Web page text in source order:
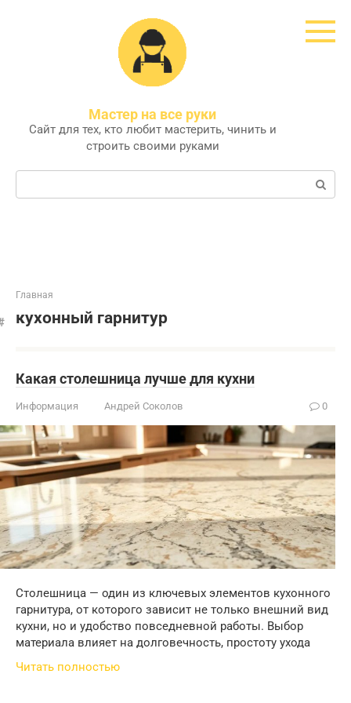
Мастер на все руки
Сайт для тех, кто любит мастерить, чинить и
строить своими руками
Поиск:
Главная
кухонный гарнитур
Какая столешница лучше для кухни
Информация Андрей Соколов 0
Столешница — один из ключевых элементов кухонного
гарнитура, от которого зависит не только внешний вид
кухни, но и удобство повседневной работы. Выбор
материала влияет на долговечность, простоту ухода
Читать полностью